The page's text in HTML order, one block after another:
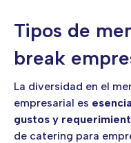
Tipos de
break
La diversidad en el
empresarial es
gustos y
de catering para